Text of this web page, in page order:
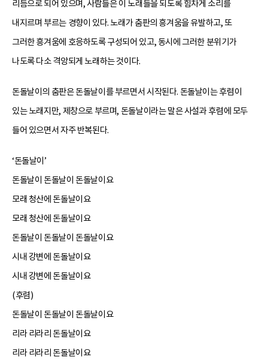
리듬으로 되어 있으며, 사람들은 이 노래들을 되도록 힘차게 소리를
내지르며 부르는 경향이 있다. 노래가 춤판의 흥겨움을 유발하고, 또
그러한 흥겨움에 호응하도록 구성되어 있고, 동시에 그러한 분위기가
나도록 다소 격앙되게 노래하는 것이다.
돈돌날이의 춤판은 돈돌날이를 부르면서 시작된다. 돈돌날이는 후렴이
있는 노래지만, 제창으로 부르며, 돈돌날이라는 말은 사설과 후렴에 모두
들어 있으면서 자주 반복된다.
‘돈돌날이’
돈돌날이 돈돌날이 돈돌날이요
모래 청산에 돈돌날이요
모래 청산에 돈돌날이요
돈돌날이 돈돌날이 돈돌날이요
시내 강변에 돈돌날이요
시내 강변에 돈돌날이요
(후렴)
돈돌날이 돈돌날이 돈돌날이요
리라 리라리 돈돌날이요
리라 리라리 돈돌날이요